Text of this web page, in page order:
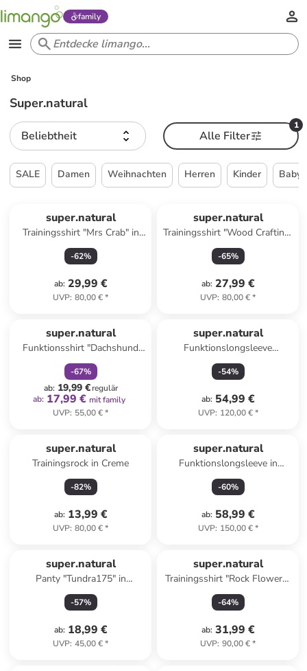
family
Shop
Super.natural
Beliebtheit
1
Alle Filter
SALE Damen Weihnachten Herren Kinder Babys
super.natural
Trainingsshirt "Mrs Crab" in
Dunkelblau
-62%
ab: 29,99 €
UVP: 80,00 €*
super.natural
Trainingsshirt "Wood Craftine"
in Dunkelblau
-65%
ab: 27,99 €
UVP: 80,00 €*
super.natural
Funktionsshirt "Dachshund
Party" in Dunkelblau
-67%
ab: 19,99 €regulär
ab: 17,99 € mit family
UVP: 55,00 €*
super.natural
Funktionslongsleeve
"Dachshund Brush" in
Dunkelblau
-54%
ab: 54,99 €
UVP: 120,00 €*
super.natural
Trainingsrock in Creme
-82%
ab: 13,99 €
UVP: 80,00 €*
super.natural
Funktionslongsleeve in
Schwarz
-60%
ab: 58,99 €
UVP: 150,00 €*
super.natural
Panty "Tundra175" in
Anthrazit
-57%
ab: 18,99 €
UVP: 45,00 €*
super.natural
Trainingsshirt "Rock Flowers"
in Gelb
-64%
ab: 31,99 €
UVP: 90,00 €*